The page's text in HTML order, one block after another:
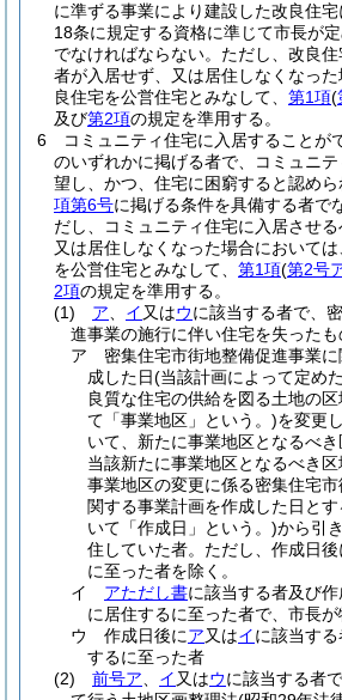
に準ずる事業により建設した改良住
18条に規定する資格に準じて市長が
でなければならない。 ただし、改良
者が入居せず、又は居住しなくなっ
良住宅を公営住宅とみなして、 第1項(
及び第2項の規定を準用する。
6
コミュニティ住宅に入居することが
のいずれかに掲げる者で、コミュニ
望し、かつ、住宅に困窮すると認めら
項第6号に掲げる条件を具備する者で
だし、コミュニティ住宅に入居させる
又は居住しなくなった場合において
を公営住宅とみなして、 第1項(第2号
2項の規定を準用する。
(1)
ア イ 又はウに該当する者で、
進事業の施行に伴い住宅を失ったも
ア
密集住宅市街地整備促進事業
成した日(当該計画によって定め
良質な住宅の供給を図る土地の区
て「事業地区」という。)を変更
いて、新たに事業地区となるべき
当該新たに事業地区となるべき
事業地区の変更に係る密集住宅
関する事業計画を作成した日と
いて「作成日」という。)から引
住していた者。 ただし、作成日
に至った者を除く。
イ
アただし書に該当する者及び
に居住するに至った者で、市長
ウ
作成日後にア又はイに該当す
するに至った者
(2)
前号ア イ 又はウに該当する者